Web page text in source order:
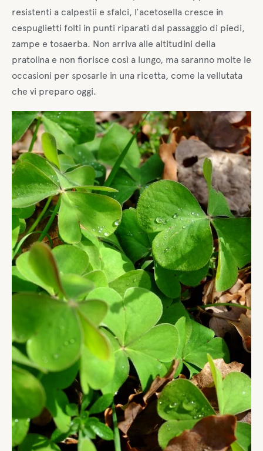
resistenti a calpestii e sfalci, l’acetosella cresce in
cespuglietti folti in punti riparati dal passaggio di piedi,
zampe e tosaerba. Non arriva alle altitudini della
pratolina e non fiorisce così a lungo, ma saranno molte le
occasioni per sposarle in una ricetta, come la vellutata
che vi preparo oggi.